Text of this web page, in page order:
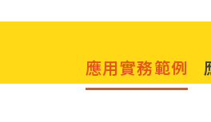
應用實務範例